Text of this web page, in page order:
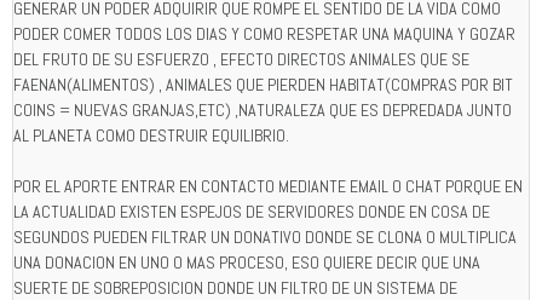
GENERAR UN PODER ADQUIRIR QUE ROMPE EL SENTIDO DE LA VIDA COMO
PODER COMER TODOS LOS DIAS Y COMO RESPETAR UNA MAQUINA Y GOZAR
DEL FRUTO DE SU ESFUERZO , EFECTO DIRECTOS ANIMALES QUE SE
FAENAN(ALIMENTOS) , ANIMALES QUE PIERDEN HABITAT(COMPRAS POR BIT
COINS = NUEVAS GRANJAS,ETC) ,NATURALEZA QUE ES DEPREDADA JUNTO
AL PLANETA COMO DESTRUIR EQUILIBRIO.
POR EL APORTE ENTRAR EN CONTACTO MEDIANTE EMAIL O CHAT PORQUE EN
LA ACTUALIDAD EXISTEN ESPEJOS DE SERVIDORES DONDE EN COSA DE
SEGUNDOS PUEDEN FILTRAR UN DONATIVO DONDE SE CLONA O MULTIPLICA
UNA DONACION EN UNO O MAS PROCESO, ESO QUIERE DECIR QUE UNA
SUERTE DE SOBREPOSICION DONDE UN FILTRO DE UN SISTEMA DE